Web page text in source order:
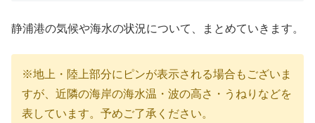
静浦港の気候や海水の状況について、まとめていきます。
※地上・陸上部分にピンが表示される場合もございま
すが、近隣の海岸の海水温・波の高さ・うねりなどを
表しています。予めご了承ください。